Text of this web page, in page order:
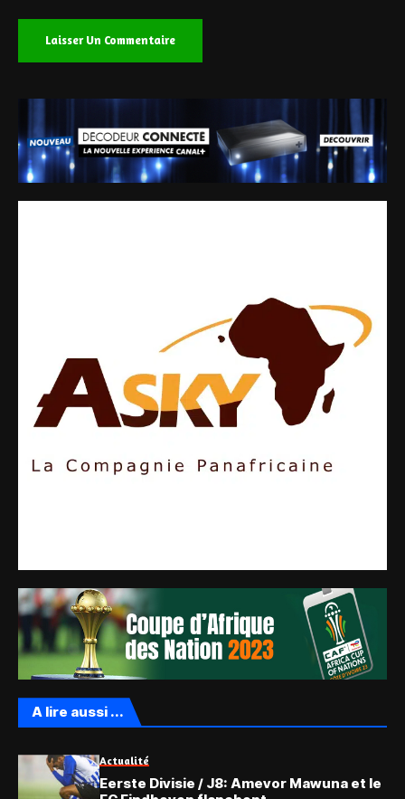
A lire aussi ...
Actualité
Eerste Divisie / J8: Amevor Mawuna et le